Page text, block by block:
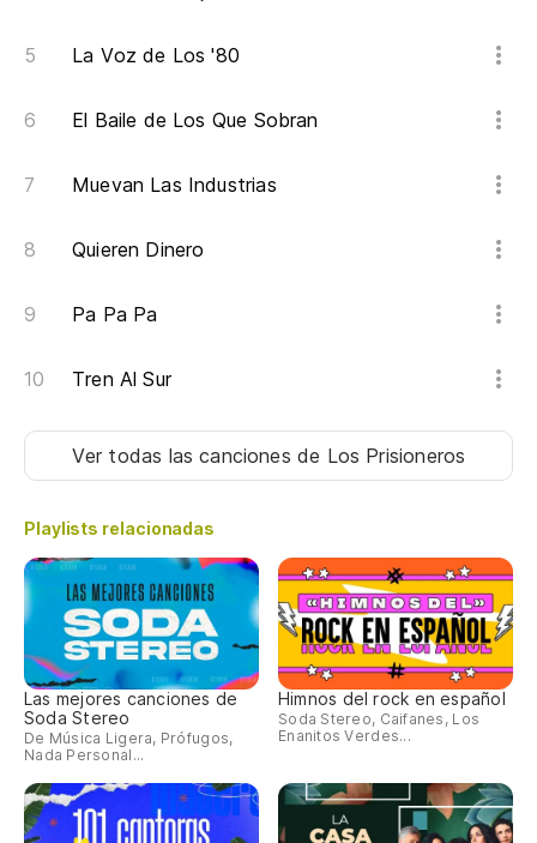
La Voz de Los '80
El Baile de Los Que Sobran
Muevan Las Industrias
Quieren Dinero
Pa Pa Pa
Tren Al Sur
Ver todas las cancionesde Los Prisioneros
Playlists relacionadas
Las mejores canciones de
Soda Stereo
De Música Ligera, Prófugos,
Nada Personal...
Himnos del rock en español
Soda Stereo, Caifanes, Los
Enanitos Verdes...